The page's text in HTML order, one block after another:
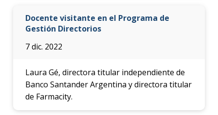
Docente visitante en el Programa de
Gestión Directorios
7 dic. 2022
Laura Gé, directora titular independiente de
Banco Santander Argentina y directora titular
de Farmacity.